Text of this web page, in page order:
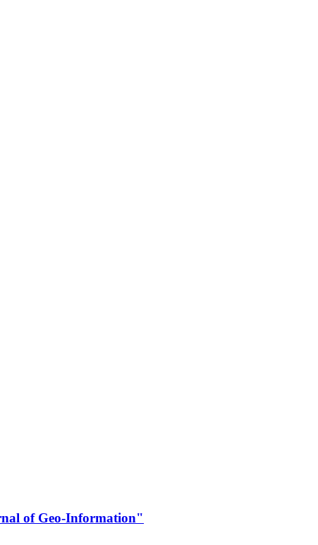
of Geo-Information"